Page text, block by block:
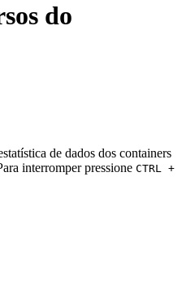
do
de dados dos containers
interromper pressione CTRL +